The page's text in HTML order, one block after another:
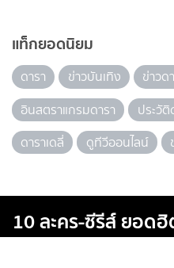
แท็กยอดนิยม
ดารา ข่าวบันเทิง ข่าวด
อินสตราแกรมดารา
ประวัติ
ดาราเดลี่
ดูทีวีออนไลน์
10 ละคร-ซีรีส์ ยอด